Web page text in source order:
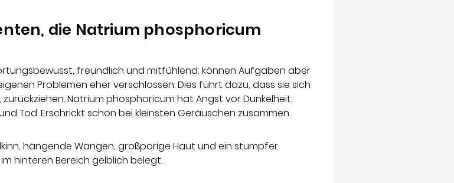
die Natrium phosphoricum
freundlich und mitfühlend; können Aufgaben aber
Problemen eher verschlossen. Dies führt dazu, dass sie sich
Natrium phosphoricum hat Angst vor Dunkelheit,
Tod. Erschrickt schon bei kleinsten Geräuschen zusammen.
hängende Wangen, großporige Haut und ein stumpfer
hinteren Bereich gelblich belegt.